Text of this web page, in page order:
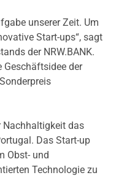
unserer Zeit. Um
Start-ups“, sagt
der NRW.BANK.
Geschäftsidee der
Nachhaltigkeit das
Das Start-up
Obst- und
Technologie zu